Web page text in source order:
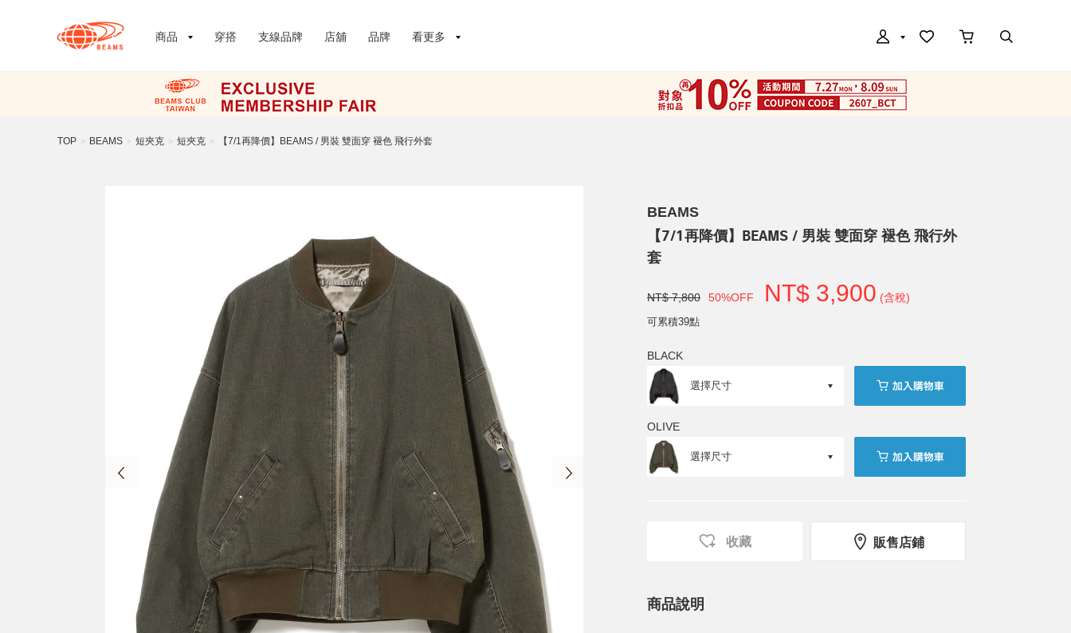
商品 穿搭 支線品牌 店舖 品牌 看更多
TOP > BEAMS > 短夾克 > 短夾克 > 【7/1再降價】BEAMS / 男裝 雙面穿 褪色 飛行外套
BEAMS
【7/1再降價】BEAMS / 男裝 雙面穿 褪色 飛行外
套
NT$ 7,800 50%OFF NT$ 3,900 (含稅)
可累積39點
BLACK
OLIVE
收藏 販售店鋪
商品說明